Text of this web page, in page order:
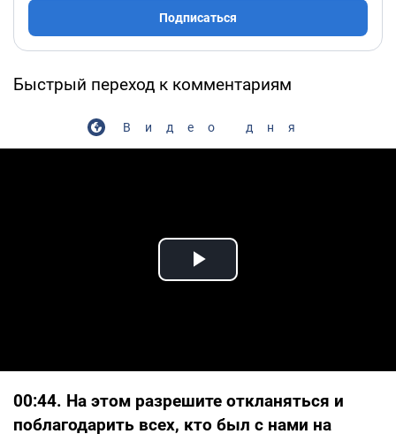
Подписаться
Быстрый переход к комментариям
Видео дня
Play Video
00:44. На этом разрешите откланяться и
поблагодарить всех, кто был с нами на